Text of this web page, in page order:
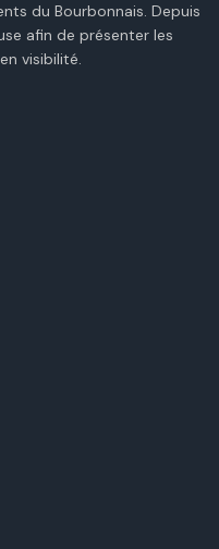
du Bourbonnais. Depuis
afin de présenter les
visibilité.